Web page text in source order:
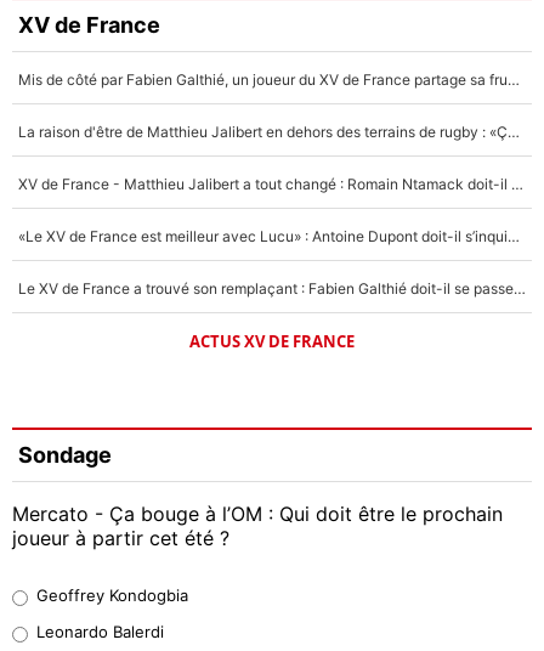
XV de France
Mis de côté par Fabien Galthié, un joueur du XV de France partage sa frustration : «ils ne me l’ont pas dit tout de suite»
La raison d'être de Matthieu Jalibert en dehors des terrains de rugby : «Ça m'atteint autant que si tu touches à un membre de ma famille»
XV de France - Matthieu Jalibert a tout changé : Romain Ntamack doit-il s’inquiéter pour sa place à un an de la Coupe du monde ?
«Le XV de France est meilleur avec Lucu» : Antoine Dupont doit-il s’inquiéter pour sa place ?
Le XV de France a trouvé son remplaçant : Fabien Galthié doit-il se passer d'Antoine Dupont ?
ACTUS XV DE FRANCE
Sondage
Mercato - Ça bouge à l’OM : Qui doit être le prochain
joueur à partir cet été ?
38%
Geoffrey Kondogbia
Leonardo Balerdi